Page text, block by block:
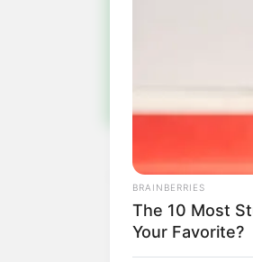
BRAINBERRIES
The 10 Most
Your Favorite?